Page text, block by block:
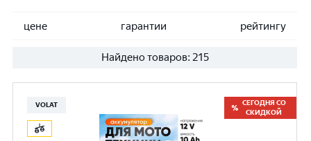
цене гарантии рейтингу
Найдено товаров: 215
VOLAT
СЕГОДНЯ СО
СКИДКОЙ